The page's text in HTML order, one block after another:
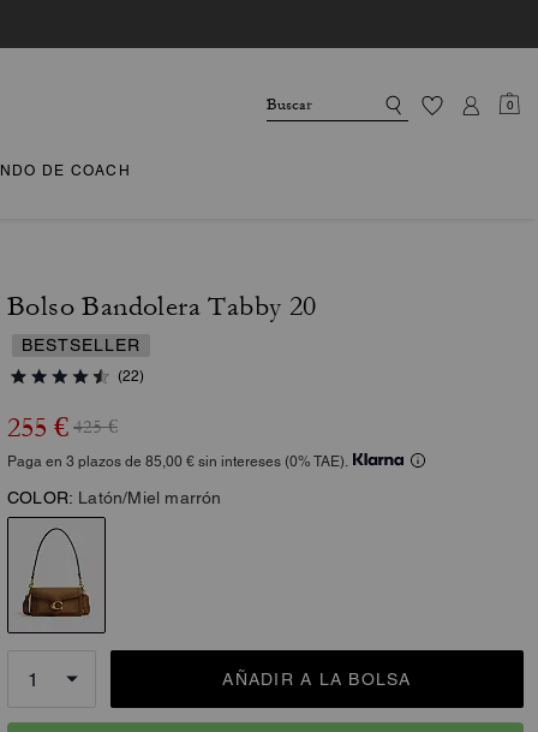
0
DE COACH
Bolso Bandolera Tabby 20
BESTSELLER
(22)
255 € 425 €
Paga en 3 plazos de 85,00 € sin intereses (0% TAE).
COLOR: Latón/Miel marrón
AÑADIR A LA BOLSA